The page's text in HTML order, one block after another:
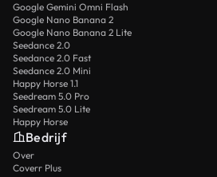
Google Gemini Omni Flash
Google Nano Banana 2
Google Nano Banana 2 Lite
Seedance 2.0
Seedance 2.0 Fast
Seedance 2.0 Mini
Happy Horse 1.1
Seedream 5.0 Pro
Seedream 5.0 Lite
Happy Horse
Bedrijf
Over
Coverr Plus